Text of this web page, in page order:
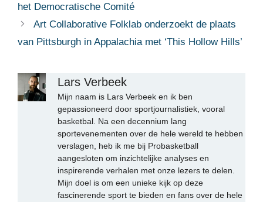
het Democratische Comité
Art Collaborative Folklab onderzoekt de plaats
van Pittsburgh in Appalachia met ‘This Hollow Hills’
Lars Verbeek
Mijn naam is Lars Verbeek en ik ben
gepassioneerd door sportjournalistiek, vooral
basketbal. Na een decennium lang
sportevenementen over de hele wereld te hebben
verslagen, heb ik me bij Probasketball
aangesloten om inzichtelijke analyses en
inspirerende verhalen met onze lezers te delen.
Mijn doel is om een unieke kijk op deze
fascinerende sport te bieden en fans over de hele